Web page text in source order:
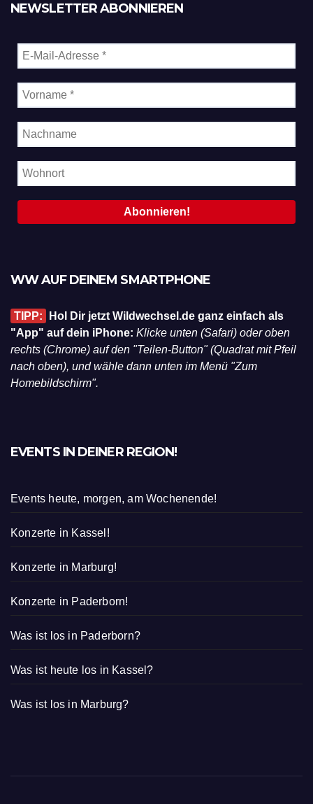
NEWSLETTER ABONNIEREN
WW AUF DEINEM SMARTPHONE
TIPP:
Hol Dir jetzt Wildwechsel.de ganz einfach als
"App" auf dein iPhone: Klicke unten (Safari) oder oben
rechts (Chrome) auf den "Teilen-Button" (Quadrat mit Pfeil
nach oben), und wähle dann unten im Menü "Zum
Homebildschirm".
EVENTS IN DEINER REGION!
Events heute, morgen, am Wochenende!
Konzerte in Kassel!
Konzerte in Marburg!
Konzerte in Paderborn!
Was ist los in Paderborn?
Was ist heute los in Kassel?
Was ist los in Marburg?